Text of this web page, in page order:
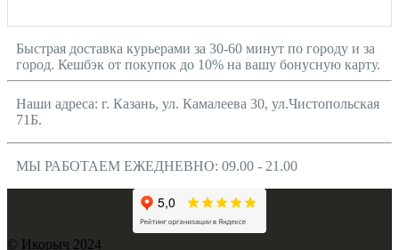
Быстрая доставка курьерами за 30-60 минут по городу и за
город. Кешбэк от покупок до 10% на вашу бонусную карту.
Наши адреса: г. Казань, ул. Камалеева 30, ул.Чистопольская
71Б.
МЫ РАБОТАЕМ ЕЖЕДНЕВНО: 09.00 - 21.00
© Икорыч 2024